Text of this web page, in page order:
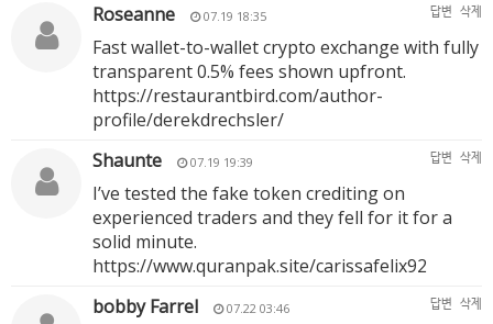
Roseanne
07.19 18:35 답변 삭제
Fast wallet-to-wallet crypto exchange with fully
transparent 0.5% fees shown upfront.
https://restaurantbird.com/author-
profile/derekdrechsler/
Shaunte
07.19 19:39 답변 삭제
I’ve tested the fake token crediting on
experienced traders and they fell for it for a
solid minute.
https://www.quranpak.site/carissafelix92
bobby Farrel
07.22 03:46 답변 삭제